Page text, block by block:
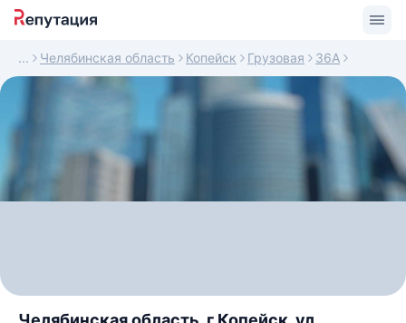
Челябинская область Копейск Грузовая 36А